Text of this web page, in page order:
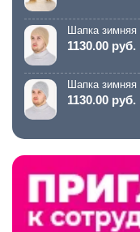
Шапка
1130.00 руб.
Шапка
1130.00 руб.